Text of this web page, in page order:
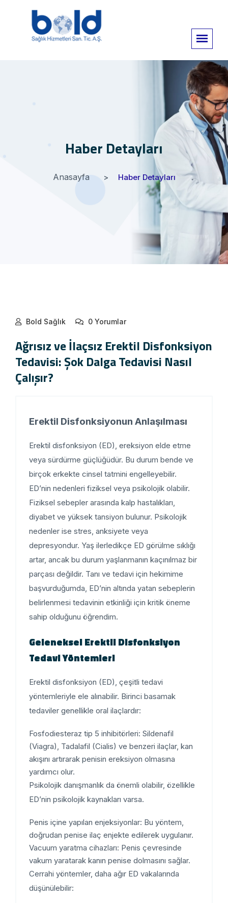
Haber Detayları
Anasayfa Haber Detayları
Bold Sağlık 0 Yorumlar
Ağrısız ve İlaçsız Erektil Disfonksiyon
Tedavisi: Şok Dalga Tedavisi Nasıl
Çalışır?
Erektil Disfonksiyonun Anlaşılması
Erektil disfonksiyon (ED), ereksiyon elde etme
veya sürdürme güçlüğüdür. Bu durum bende ve
birçok erkekte cinsel tatmini engelleyebilir.
ED’nin nedenleri fiziksel veya psikolojik olabilir.
Fiziksel sebepler arasında kalp hastalıkları,
diyabet ve yüksek tansiyon bulunur. Psikolojik
nedenler ise stres, anksiyete veya
depresyondur. Yaş ilerledikçe ED görülme sıklığı
artar, ancak bu durum yaşlanmanın kaçınılmaz bir
parçası değildir. Tanı ve tedavi için hekimime
başvurduğumda, ED’nin altında yatan sebeplerin
belirlenmesi tedavinin etkinliği için kritik öneme
sahip olduğunu öğrendim.
Geleneksel Erektil Disfonksiyon
Tedavi Yöntemleri
Erektil disfonksiyon (ED), çeşitli tedavi
yöntemleriyle ele alınabilir. Birinci basamak
tedaviler genellikle oral ilaçlardır:
Fosfodiesteraz tip 5 inhibitörleri: Sildenafil
(Viagra), Tadalafil (Cialis) ve benzeri ilaçlar, kan
akışını artırarak penisin ereksiyon olmasına
yardımcı olur.
Psikolojik danışmanlık da önemli olabilir, özellikle
ED’nin psikolojik kaynakları varsa.
Penis içine yapılan enjeksiyonlar: Bu yöntem,
doğrudan penise ilaç enjekte edilerek uygulanır.
Vacuum yaratma cihazları: Penis çevresinde
vakum yaratarak kanın penise dolmasını sağlar.
Cerrahi yöntemler, daha ağır ED vakalarında
düşünülebilir: